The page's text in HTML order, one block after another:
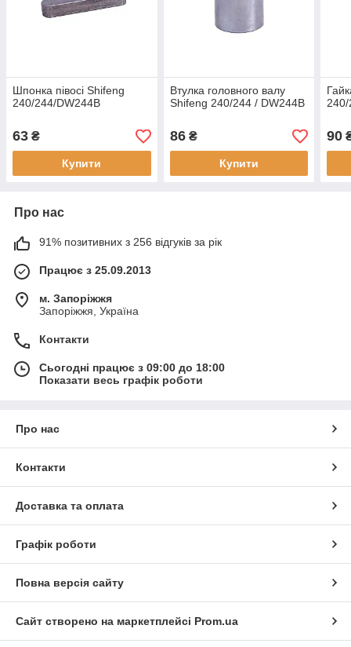
Шпонка півосі Shifeng
240/244/DW244B
63 ₴
Купити
Втулка головного валу
Shifeng 240/244 / DW244B
86₴
Купити
240/
90
Про нас
91% позитивних з 256 відгуків за рік
Працює з 25.09.2013
м. Запоріжжя
Запоріжжя, Україна
Контакти
Сьогодні працює з 09:00 до 18:00
Показати весь графік роботи
Про нас
Контакти
Доставка та оплата
Графік роботи
Повна версія сайту
Сайт створено на маркетплейсі Prom.ua